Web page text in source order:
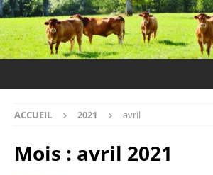
ACCUEIL 2021 avril
Mois : avril 2021